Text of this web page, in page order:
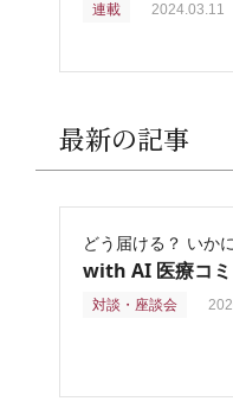
連載 2024.03.11
最新の記事
どう届ける？ いか
with AI 医療コ
対談・座談会